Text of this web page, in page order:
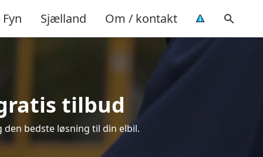
Fyn Sjælland Om / kontakt
tilbud
bedste løsning til din elbil.